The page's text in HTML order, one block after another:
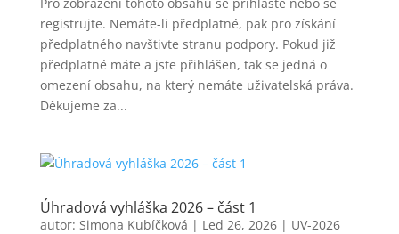
registrujte. Nemáte-li předplatné, pak pro získání
předplatného navštivte stranu podpory. Pokud již
předplatné máte a jste přihlášen, tak se jedná o
omezení obsahu, na který nemáte uživatelská práva.
Děkujeme za...
Úhradová vyhláška 2026 – část 1
autor: Simona Kubíčková | Led 26, 2026| UV-2026